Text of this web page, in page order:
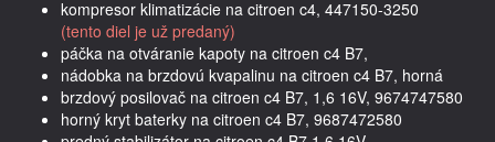
kompresor klimatizácie na citroen c4, 447150-3250
(tento diel je už predaný)
páčka na otváranie kapoty na citroen c4 B7,
nádobka na brzdovú kvapalinu na citroen c4 B7, horná
brzdový posilovač na citroen c4 B7, 1,6 16V, 9674747580
horný kryt baterky na citroen c4 B7, 9687472580